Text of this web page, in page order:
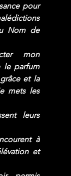
pour
Nom de
mon
le parfum
et la
mets les
leurs
à
et